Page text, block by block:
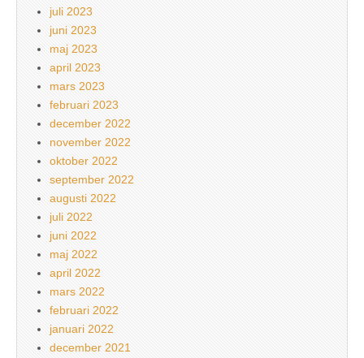
juli 2023
juni 2023
maj 2023
april 2023
mars 2023
februari 2023
december 2022
november 2022
oktober 2022
september 2022
augusti 2022
juli 2022
juni 2022
maj 2022
april 2022
mars 2022
februari 2022
januari 2022
december 2021